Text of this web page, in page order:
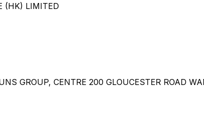
(HK) LIMITED
GROUP, CENTRE 200 GLOUCESTER ROAD